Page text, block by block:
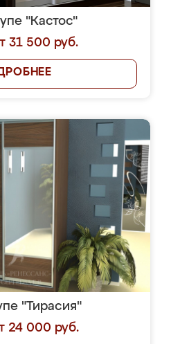
"Кастос"
31 500 руб.
"Тирасия"
24 000 руб.